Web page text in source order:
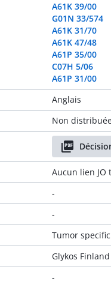
A61K 39/00
G01N 33/574
A61K 31/70
A61K 47/48
A61P 35/00
C07H 5/06
A61P 31/00
Anglais
Non
Aucun lien JO
-
-
Tumor
Glykos
-